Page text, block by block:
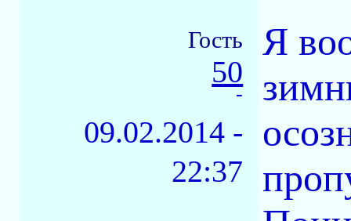
Гость
50
-
09.02.2014 -
22:37
Я